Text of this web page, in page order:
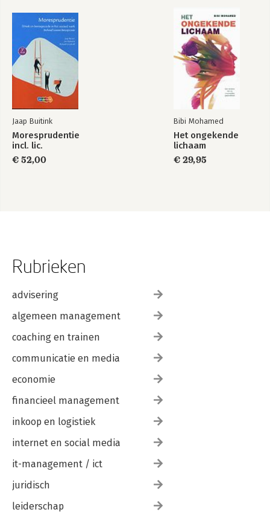
Jaap Buitink
Moresprudentie
incl. lic.
€ 52,00
Bibi Mohamed
Het ongekende
lichaam
€ 29,95
Rubrieken
advisering
algemeen management
coaching en trainen
communicatie en media
economie
financieel management
inkoop en logistiek
internet en social media
it-management / ict
juridisch
leiderschap